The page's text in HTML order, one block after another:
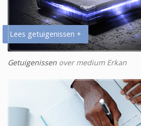
Lees getuigenissen +
Getuigenissen over medium Erkan